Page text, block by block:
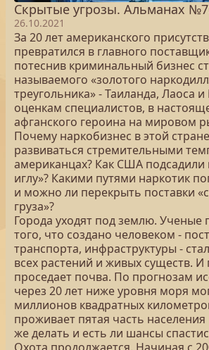
Скрытые угрозы. Альманах
26.10.2021
За 20 лет американского
превратился в главного
потеснив криминальный бизнес
называемого «золотого
треугольника» - Таиланда, Лаоса
оценкам специалистов, в
афганского героина на мировом
Почему наркобизнес в этой
развиваться стремительными
американцах? Как США подсадили
иглу»? Какими путями наркотик
и можно ли перекрыть поставки
груза»?
Города уходят под землю. Ученые
того, что создано человеком -
транспорта, инфраструктуры -
всех растений и живых существ. И
проседает почва. По прогнозам
через 20 лет ниже уровня моря
миллионов квадратных
проживает пятая часть населения
же делать и есть ли шансы